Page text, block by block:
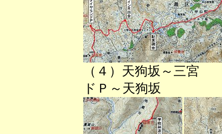
（４）天狗坂～
ドＰ～天狗坂